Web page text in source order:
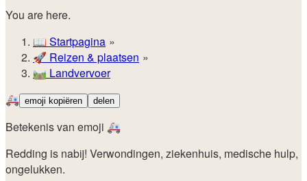
You are here.
📖 Startpagina
🚀️ Reizen & plaatsen
🛤️ Landvervoer
🚑 emoji kopiëren delen
Betekenis van emoji 🚑
Redding is nabij! Verwondingen, ziekenhuis, medische hulp,
ongelukken.